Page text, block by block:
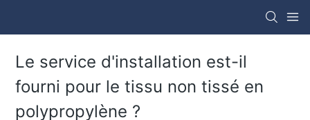
Le service d'installation est-il
fourni pour le tissu non tissé en
polypropylène ?